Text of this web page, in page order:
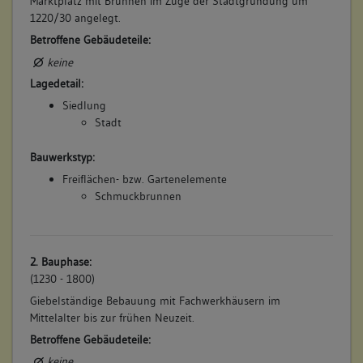
1220/30 angelegt.
Betroffene Gebäudeteile:
keine
Lagedetail:
Siedlung
Stadt
Bauwerkstyp:
Freiflächen- bzw. Gartenelemente
Schmuckbrunnen
2. Bauphase:
(1230 - 1800)
Giebelständige Bebauung mit Fachwerkhäusern im
Mittelalter bis zur frühen Neuzeit.
Betroffene Gebäudeteile: